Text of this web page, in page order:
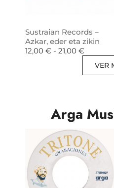
Sustraian Records –
Azkar, eder eta zikin
12,00 € - 21,00 €
VER
Arga